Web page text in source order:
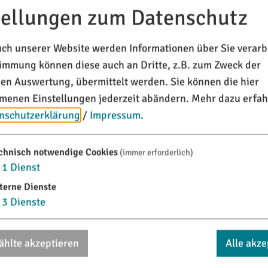
Wärmeplanung der
Ihre aktive Unterstützung angewiesen, denn nur mit
und der grundsätzlichen Bereitschaft zu einem
zu planen. Daher hatten wir Sie gebeten,
Fragebögen ausgewertet.
Umsetzung möglicher Maßnahmen werden
des Gemeindegebiets gegebenenfalls mit der
einbeziehen können.
bei der Wärmeplanung für unsere Marktgemeinde
der Umfrage betroffen waren.
zum Datenschutz
unserer Website werden Informationen über Sie
können diese auch an Dritte, z.B. zum Zweck der
Auswertung, übermittelt werden. Sie können die hier
Einstellungen jederzeit abändern. Mehr dazu
/ Impressum.
notwendige Cookies (immer erforderlich)
1 Dienst
Dienste
3 Dienste
akzeptieren Alle